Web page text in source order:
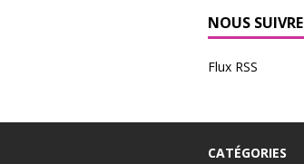
NOUS SUIVRE
Flux RSS
CATÉGORIES